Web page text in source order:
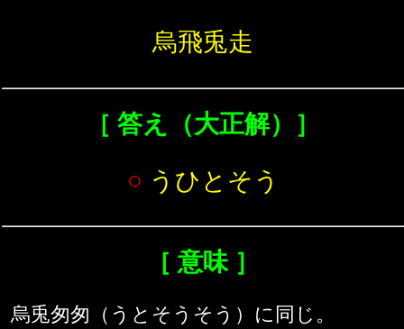
烏飛兎走
［ 答え（大正解）］
○ うひとそう
［ 意味 ］
烏兎匆匆（うとそうそう）に同じ。